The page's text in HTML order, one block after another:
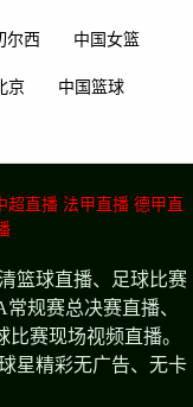
尔西 中国女篮
京 中国篮球
超直播 法甲直播 德甲直
篮球直播、足球比赛
规赛总决赛直播、
赛现场视频直播。
星精彩无广告、无卡